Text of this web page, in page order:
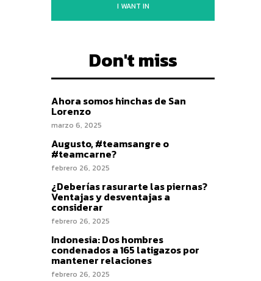
I WANT IN
Don't miss
Ahora somos hinchas de San
Lorenzo
marzo 6, 2025
Augusto, #teamsangre o
#teamcarne?
febrero 26, 2025
¿Deberías rasurarte las piernas?
Ventajas y desventajas a
considerar
febrero 26, 2025
Indonesia: Dos hombres
condenados a 165 latigazos por
mantener relaciones
febrero 26, 2025